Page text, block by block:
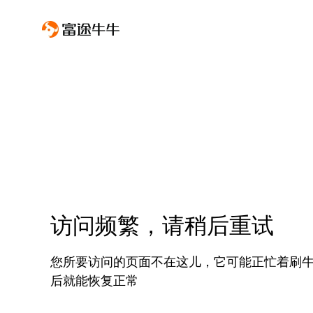
访问频繁，请稍后重试
您所要访问的页面不在这儿，它可能正忙着刷
后就能恢复正常